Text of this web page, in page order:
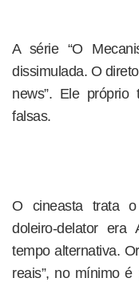
A série “O
dissimulada. O
news”. Ele próprio
falsas.
O cineasta trata
doleiro-delator era
tempo alternativa.
reais”, no mínimo